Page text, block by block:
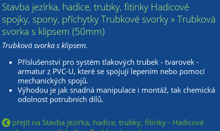
Stavba jezírka, hadice, trubky, fitinky Hadicové
spojky, spony, příchytky Trubkové svorky » Trubková
svorka s klipsem (50mm)
Trubková svorka s klipsem.
Příslušenství pro systém tlakových trubek - tvarovek -
armatur z PVC-U, které se spojují lepením nebo pomocí
mechanických spojů.
Výhodou je jak snadná manipulace i montáž, tak chemická
odolnost potrubních dílů.
přejít na Stavba jezírka, hadice, trubky, fitinky - Hadicové